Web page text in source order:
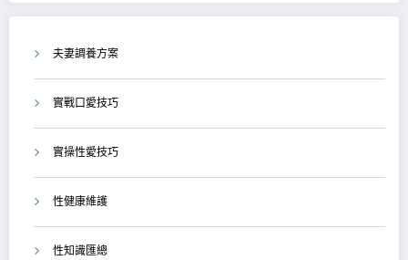
夫妻調養方案
實戰口愛技巧
實操性愛技巧
性健康維護
性知識匯總